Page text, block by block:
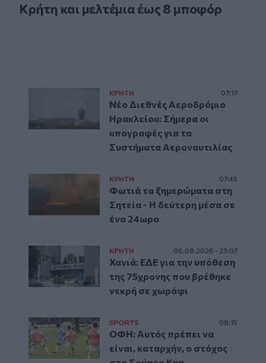
Κρήτη και μελτέμια έως 8 μποφόρ
ΚΡΗΤΗ 07:17
Νέο Διεθνές Αεροδρόμιο
Ηρακλείου: Σήμερα οι
υπογραφές για τα
Συστήματα Αεροναυτιλίας
ΚΡΗΤΗ 07:45
Φωτιά τα ξημερώματα στη
Σητεία - Η δεύτερη μέσα σε
ένα 24ωρο
ΚΡΗΤΗ 06.08.2026 - 23:07
Χανιά: ΕΔΕ για την υπόθεση
της 75χρονης που βρέθηκε
νεκρή σε χωράφι
SPORTS 08:15
ΟΦΗ: Αυτός πρέπει να
είναι, καταρχήν, ο στόχος